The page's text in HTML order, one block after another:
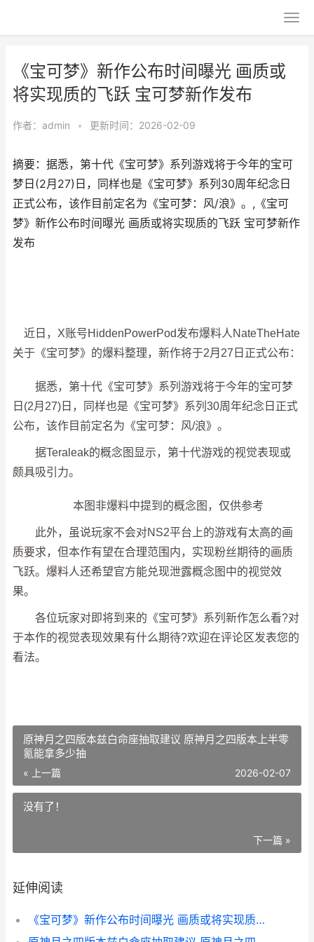
《宝可梦》新作公布时间曝光 画质或
将实现质的飞跃 宝可梦新作发布
作者： admin • 更新时间：2026-02-09
摘要：据悉，第十代《宝可梦》系列游戏将于今年的宝可
梦日(2月27)日，同样也是《宝可梦》系列30周年纪念日
正式公布，该作目前定名为《宝可梦：风/浪》。,《宝可
梦》新作公布时间曝光 画质或将实现质的飞跃 宝可梦新作
发布
近日，X账号HiddenPowerPod发布爆料人NateTheHate
关于《宝可梦》的爆料整理，新作将于2月27日正式公布：
据悉，第十代《宝可梦》系列游戏将于今年的宝可梦
日(2月27)日，同样也是《宝可梦》系列30周年纪念日正式
公布，该作目前定名为《宝可梦：风/浪》。
据Teraleak的概念图显示，第十代游戏的视觉表现或
颇具吸引力。
本图非爆料中提到的概念图，仅供参考
此外，虽说玩家不会对NS2平台上的游戏有太高的画
质要求，但本作有望在合理范围内，实现粉丝期待的画质
飞跃。爆料人还希望官方能兑现泄露概念图中的视觉效
果。
各位玩家对即将到来的《宝可梦》系列新作怎么看?对
于本作的视觉表现效果有什么期待?欢迎在评论区发表您的
看法。
原神月之四版本兹白命座抽取建议 原神月之四版本上半零
氪能拿多少抽
« 上一篇 2026-02-07
没有了！
下一篇 »
延伸阅读
《宝可梦》新作公布时间曝光 画质或将实现质的飞跃 宝可梦新作发布